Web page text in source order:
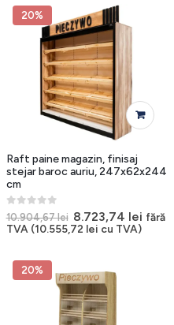
9.436,46 lei.
20%
Raft paine magazin, finisaj
stejar baroc auriu, 247x62x244
cm
0out of 5
10.904,67lei Prețul
inițial
8.723,74 lei fără
TVA (10.555,72 lei cu TVA)
20%